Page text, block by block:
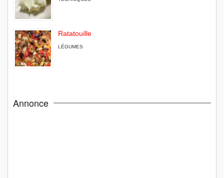
Ratatouille
LÉGUMES
Annonce